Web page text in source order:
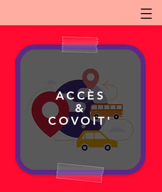
ACCÈS
&
COVOIT'